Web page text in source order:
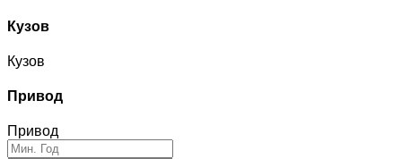
Кузов
Кузов
Привод
Привод